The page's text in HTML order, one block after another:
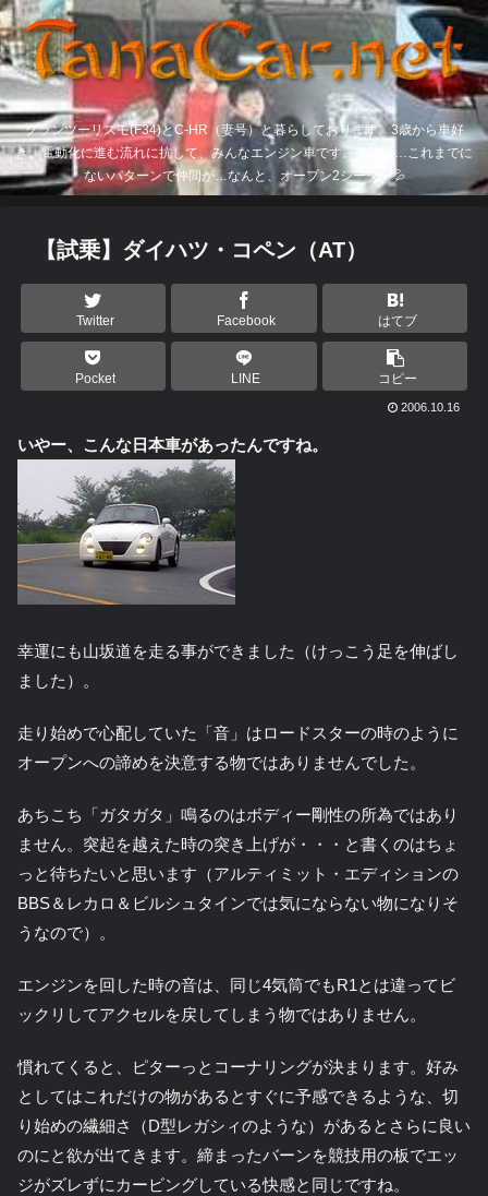
グランツーリスモ(F34)とC-HR（妻号）と暮らしております。3歳から車好
き。電動化に進む流れに抗して、みんなエンジン車です。そして…これまでに
ないパターンで仲間が…なんと、オープン2シーター💦
【試乗】ダイハツ・コペン（AT）
Twitter Facebook はてブ
Pocket LINE コピー
2006.10.16
いやー、こんな日本車があったんですね。
幸運にも山坂道を走る事ができました（けっこう足を伸ばし
ました）。
走り始めで心配していた「音」はロードスターの時のように
オープンへの諦めを決意する物ではありませんでした。
あちこち「ガタガタ」鳴るのはボディー剛性の所為ではあり
ません。突起を越えた時の突き上げが・・・と書くのはちょ
っと待ちたいと思います（アルティミット・エディションの
BBS＆レカロ＆ビルシュタインでは気にならない物になりそ
うなので）。
エンジンを回した時の音は、同じ4気筒でもR1とは違ってビ
ックリしてアクセルを戻してしまう物ではありません。
慣れてくると、ピターっとコーナリングが決まります。好み
としてはこれだけの物があるとすぐに予感できるような、切
り始めの繊細さ（D型レガシィのような）があるとさらに良い
のにと欲が出てきます。締まったバーンを競技用の板でエッ
ジがズレずにカービングしている快感と同じですね。